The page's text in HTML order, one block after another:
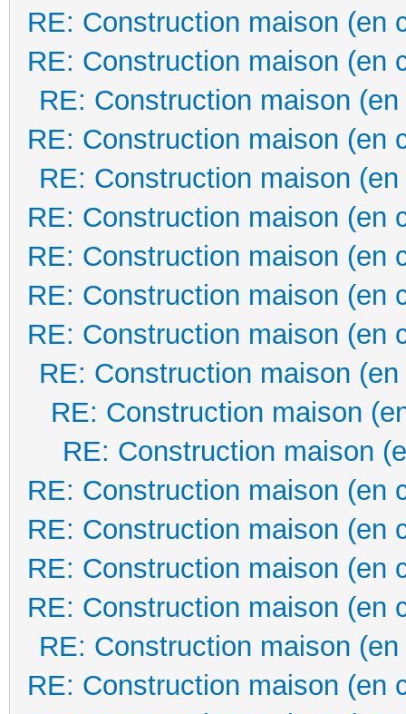
RE: Construction maison (en
RE: Construction maison (en
RE: Construction maison
RE: Construction maison (en
RE: Construction maison
RE: Construction maison (en
RE: Construction maison (en
RE: Construction maison (en
RE: Construction maison (en
RE: Construction maison
RE: Construction maison
RE: Construction maison
RE: Construction maison (en
RE: Construction maison (en
RE: Construction maison (en
RE: Construction maison (en
RE: Construction maison
RE: Construction maison (en